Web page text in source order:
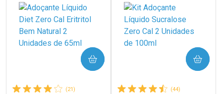
(21)
COMPRAR
(44)
COMPRAR